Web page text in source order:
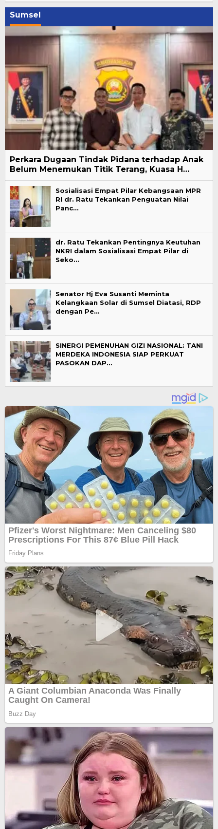
Sumsel
Perkara Dugaan Tindak Pidana terhadap Anak
Belum Menemukan Titik Terang, Kuasa H…
Sosialisasi Empat Pilar Kebangsaan MPR
RI dr. Ratu Tekankan Penguatan Nilai
Panc…
dr. Ratu Tekankan Pentingnya Keutuhan
NKRI dalam Sosialisasi Empat Pilar di
Seko…
Senator Hj Eva Susanti Meminta
Kelangkaan Solar di Sumsel Diatasi, RDP
dengan Pe…
SINERGI PEMENUHAN GIZI NASIONAL: TANI
MERDEKA INDONESIA SIAP PERKUAT
PASOKAN DAP…